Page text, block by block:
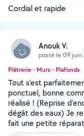
Cordial et rapide
Anouk V.
posté le 09 juin
Plâtrerie - Murs - Plafonds
Tout s'est
ponctuel, bonne
réalisé ! (Reprise
dégât des eaux) Je
fait une petite